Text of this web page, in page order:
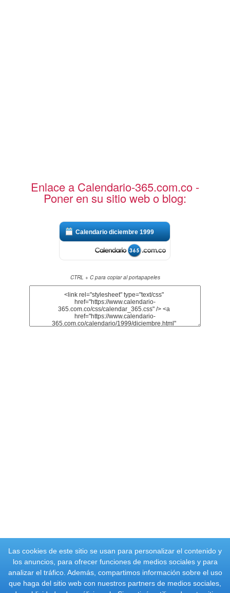
Las cookies de este sitio se usan para personalizar el contenido y
los anuncios, para ofrecer funciones de medios sociales y para
analizar el tráfico. Además, compartimos información sobre el uso
que haga del sitio web con nuestros partners de medios sociales,
Enlace a Calendario-365.com.co -
Poner en su sitio web o blog:
Calendario diciembre 1999
CTRL + C para copiar al portapapeles